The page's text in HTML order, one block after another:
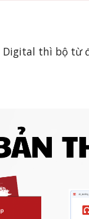
thì bộ từ